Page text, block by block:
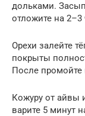
дольками.
отложите на 2–3
Орехи залейте
покрыты
После промойте
Кожуру от айвы
варите 5 минут